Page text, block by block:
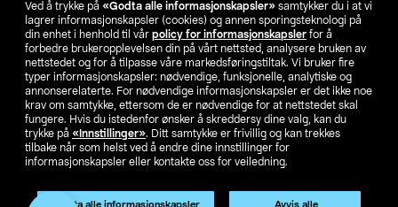
Ved å trykke på «Godta alle informasjonskapsler» samtykker du i at vi
lagrer informasjonskapsler (cookies) og annen sporingsteknologi på
din enhet i henhold til vår policy for informasjonskapsler for å
forbedre brukeropplevelsen din på vårt nettsted, analysere bruken av
nettstedet og for å tilpasse våre markedsføringstiltak. Vi bruker fire
typer informasjonskapsler: nødvendige, funksjonelle, analytiske og
annonserelaterte. For nødvendige informasjonskapsler er det ikke noe
krav om samtykke, ettersom de er nødvendige for at nettstedet skal
fungere. Hvis du istedenfor ønsker å skreddersy dine valg, kan du
trykke på «Innstillinger». Ditt samtykke er frivillig og kan trekkes
tilbake når som helst ved å endre dine innstillinger for
informasjonskapsler eller kontakte oss for veiledning.
Godta alle informasjonskapsler Avvis alle
Finn din butikk
SE NO FI
Endre til priser ekskl. moms